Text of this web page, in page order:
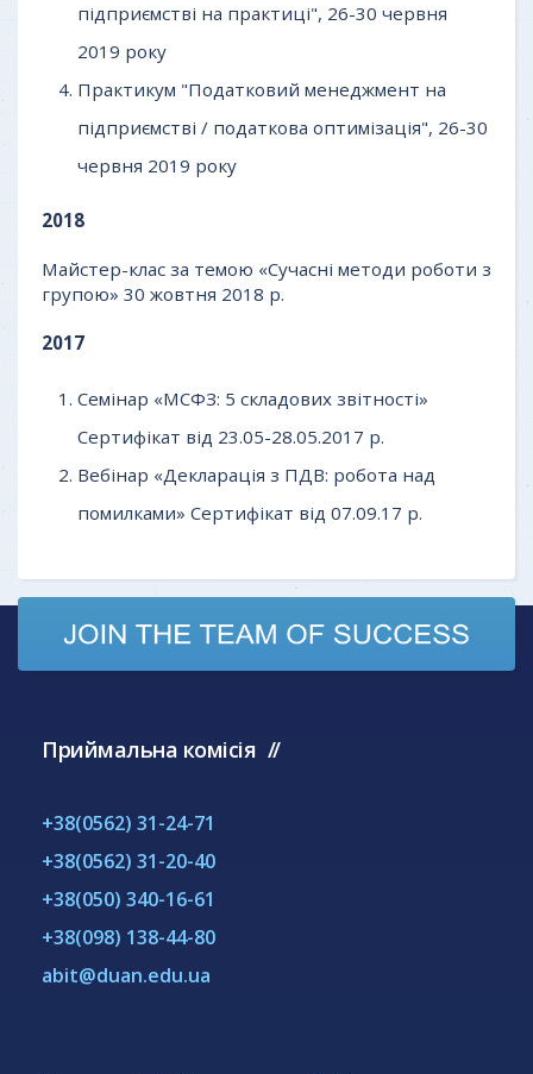
підприємстві на практиці", 26-30 червня
2019 року
Практикум "Податковий менеджмент на
підприємстві / податкова оптимізація", 26-30
червня 2019 року
2018
Майстер-клас за темою «Сучасні методи роботи з
групою» 30 жовтня 2018 р.
2017
Семінар «МСФЗ: 5 складових звітності»
Сертифікат від 23.05-28.05.2017 р.
Вебінар «Декларація з ПДВ: робота над
помилками» Сертифікат від 07.09.17 р.
Приймальна комісія
+38(0562) 31-24-71
+38(0562) 31-20-40
+38(050) 340-16-61
+38(098) 138-44-80
abit@duan.edu.ua